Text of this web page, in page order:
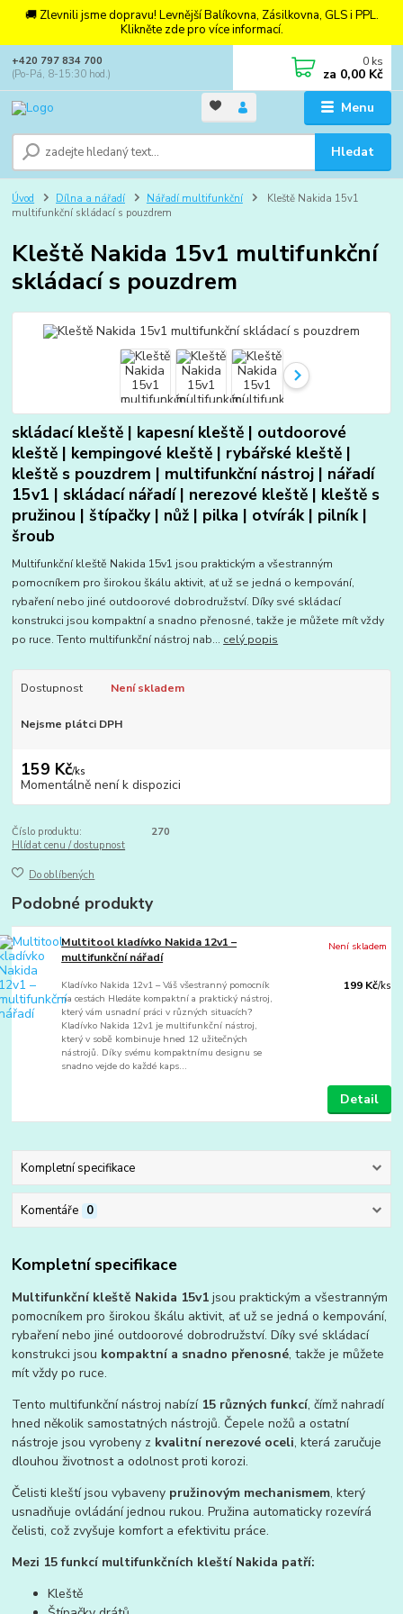
🚚 Zlevnili jsme dopravu! Levnější Balíkovna, Zásilkovna, GLS i PPL.
Klikněte zde pro více informací.
Menu
Hledat
+420 797 834 700
(Po-Pá, 8-15:30 hod.)
0 ks
za 0,00 Kč
Úvod Dílna a nářadí Nářadí multifunkční
Kleště Nakida 15v1
multifunkční skládací s pouzdrem
Kleště Nakida 15v1 multifunkční
skládací s pouzdrem
skládací kleště | kapesní kleště | outdoorové
kleště | kempingové kleště | rybářské kleště |
kleště s pouzdrem | multifunkční nástroj | nářadí
15v1 | skládací nářadí | nerezové kleště | kleště s
pružinou | štípačky | nůž | pilka | otvírák | pilník |
šroub
Multifunkční kleště Nakida 15v1 jsou praktickým a všestranným
pomocníkem pro širokou škálu aktivit, ať už se jedná o kempování,
rybaření nebo jiné outdoorové dobrodružství. Díky své skládací
konstrukci jsou kompaktní a snadno přenosné, takže je můžete mít vždy
po ruce. Tento multifunkční nástroj nab... celý popis
Dostupnost Není skladem
Nejsme plátci DPH
159 Kč/ks
Momentálně není k dispozici
Číslo produktu:
270
Hlídat cenu / dostupnost
Do oblíbených
Podobné produkty
Multitool kladívko Nakida 12v1 –
multifunkční nářadí
Kladívko Nakida 12v1 – Váš všestranný pomocník
na cestách Hledáte kompaktní a praktický nástroj,
který vám usnadní práci v různých situacích?
Kladívko Nakida 12v1 je multifunkční nástroj,
který v sobě kombinuje hned 12 užitečných
nástrojů. Díky svému kompaktnímu designu se
snadno vejde do každé kaps...
199 Kč/ks
Není skladem
Detail
Kompletní specifikace
Komentáře 0
Kompletní specifikace
Multifunkční kleště Nakida 15v1 jsou praktickým a všestranným
pomocníkem pro širokou škálu aktivit, ať už se jedná o kempování,
rybaření nebo jiné outdoorové dobrodružství. Díky své skládací
konstrukci jsou kompaktní a snadno přenosné, takže je můžete
mít vždy po ruce.
Tento multifunkční nástroj nabízí 15 různých funkcí, čímž nahradí
hned několik samostatných nástrojů. Čepele nožů a ostatní
nástroje jsou vyrobeny z kvalitní nerezové oceli, která zaručuje
dlouhou životnost a odolnost proti korozi.
Čelisti kleští jsou vybaveny pružinovým mechanismem, který
usnadňuje ovládání jednou rukou. Pružina automaticky rozevírá
čelisti, což zvyšuje komfort a efektivitu práce.
Mezi 15 funkcí multifunkčních kleští Nakida patří:
Kleště